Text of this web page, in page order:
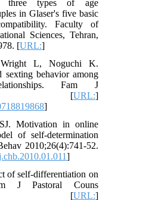
three types of age
in Glaser's five basic
Faculty of
Sciences, Tehran,
[URL:
Wright L, Noguchi K.
sexting behavior among
Fam J
21. [URL:
Motivation in online
of self-determination
2010;26(4):741-52.
j.chb.2010.01.011
of self-differentiation on
J Pastoral Couns
76. [URL: